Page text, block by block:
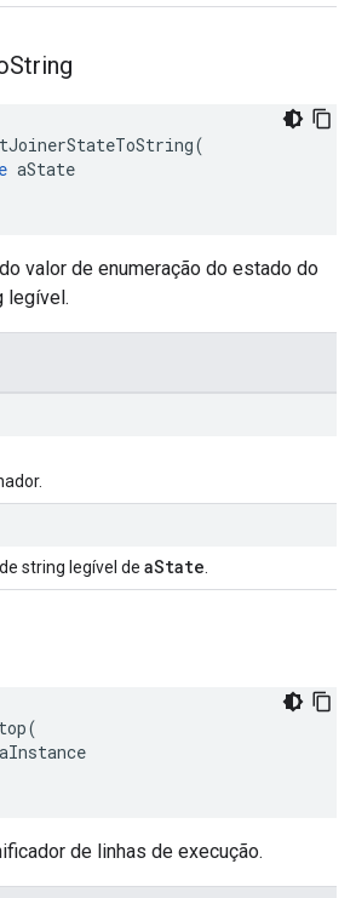
String
(
aState
valor de enumeração do estado do
legível.
string legível de aState
(
aInstance
de linhas de execução.